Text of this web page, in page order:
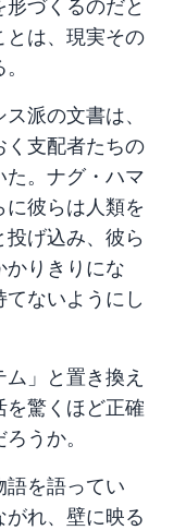
づくるのだと
とは、現実その
派の文書は、
く支配者たちの
た。ナグ・ハマ
彼らは人類を
げ込み、彼ら
りきりにな
ないようにし
」と置き換え
驚くほど正確
うか。
語を語ってい
れ、壁に映る